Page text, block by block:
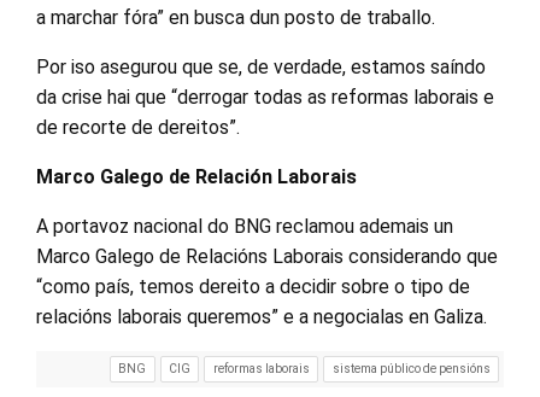
a marchar fóra” en busca dun posto de traballo.
Por iso asegurou que se, de verdade, estamos saíndo
da crise hai que “derrogar todas as reformas laborais e
de recorte de dereitos”.
Marco Galego de Relación Laborais
A portavoz nacional do BNG reclamou ademais un
Marco Galego de Relacións Laborais considerando que
“como país, temos dereito a decidir sobre o tipo de
relacións laborais queremos” e a negocialas en Galiza.
BNG CIG reformas laborais sistema público de pensións